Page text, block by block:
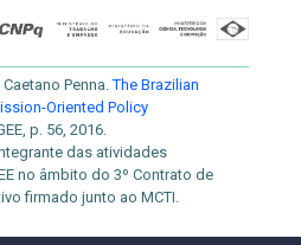
Penna.The Brazilian
Oriented Policy
p. 56, 2016.
das atividades
no âmbito do 3º Contrato de
firmado junto ao MCTI.